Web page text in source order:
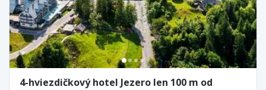
4-hviezdičkový hotel Jezero len 100 m od